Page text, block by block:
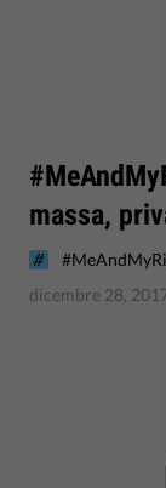
massa,
dicembre 28,